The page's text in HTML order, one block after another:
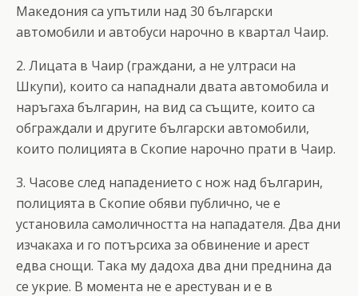
Македония са упътили над 30 български
автомобили и автобуси нарочно в квартал Чаир.
2. Лицата в Чаир (граждани, а не ултраси на
Шкупи), които са нападнали двата автомобила и
наръгаха българин, на вид са същите, които са
обграждали и другите български автомобили,
които полицията в Скопие нарочно прати в Чаир.
3. Часове след нападението с нож над българин,
полицията в Скопие обяви публично, че е
установила самоличността на нападателя. Два дни
изчакаха и го потърсиха за обвинение и арест
едва снощи. Така му дадоха два дни преднина да
се укрие. В момента не е арестуван и е в